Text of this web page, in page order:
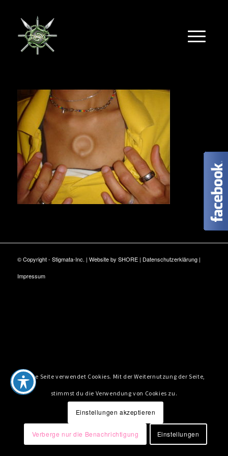
© Copyright - Stigmata-Inc. | Website by SHORE| Datenschutzerklärung|
Impressum
Diese Seite verwendet Cookies. Mit der Weiternutzung der Seite,
stimmst du die Verwendung von Cookies zu.
Einstellungen akzeptieren
Verberge nur die Benachrichtigung Einstellungen